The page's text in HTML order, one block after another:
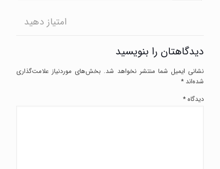
امتیاز دهید
دیدگاهتان را بنویسید
نشانی ایمیل شما منتشر نخواهد شد. بخش‌های موردنیاز علامت‌گذاری
شده‌اند *
دیدگاه*